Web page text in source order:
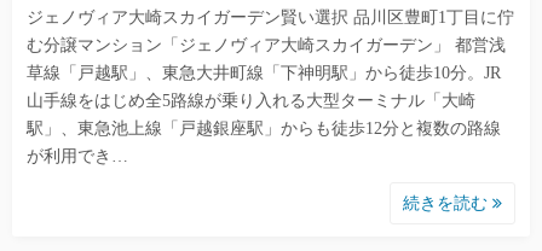
ジェノヴィア大崎スカイガーデン賢い選択 品川区豊町1丁目に佇
む分譲マンション「ジェノヴィア大崎スカイガーデン」 都営浅
草線「戸越駅」、東急大井町線「下神明駅」から徒歩10分。JR
山手線をはじめ全5路線が乗り入れる大型ターミナル「大崎
駅」、東急池上線「戸越銀座駅」からも徒歩12分と複数の路線
が利用でき…
続きを読む